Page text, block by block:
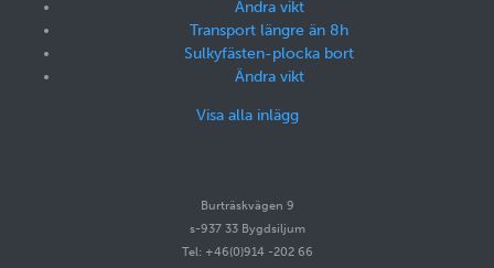
Ändra vikt
Transport längre än 8h
Sulkyfästen-plocka bort
Ändra vikt
Visa alla inlägg
Burträskvägen 9
s-937 33 Bygdsiljum
Tel: +46(0)914 -202 66